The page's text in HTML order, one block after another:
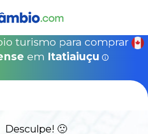
15% Proteção de Bagagem
turismo para comprar
em Itatiaiuçu
Desculpe! 🙁